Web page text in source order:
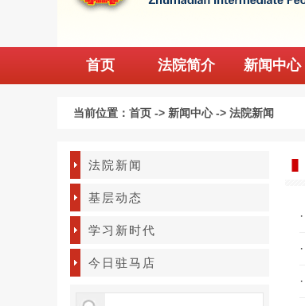
首页 法院简介 新闻中心
当前位置： 首页 -> 新闻中心-> 法院新闻
法院新闻
基层动态
学习新时代
今日驻马店
·
·
·